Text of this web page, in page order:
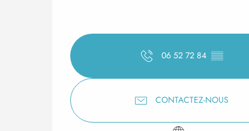
06 52 72 84 ▒▒
CONTACTEZ-NOUS